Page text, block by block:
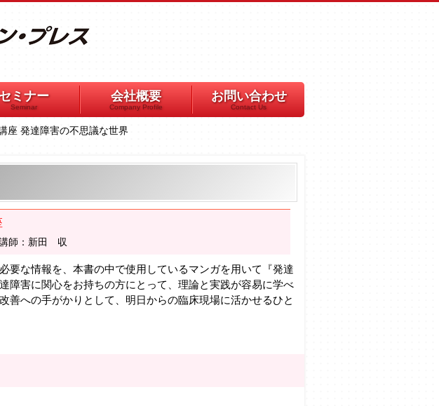
セミナー
Seminar
会社概要
Company Profile
お問い合わせ
Contact Us
座 発達障害の不思議な世界
師：新田 収
要な情報を、本書の中で使用しているマンガを用いて『発達
障害に関心をお持ちの方にとって、理論と実践が容易に学べ
善への手がかりとして、明日からの臨床現場に活かせるひと